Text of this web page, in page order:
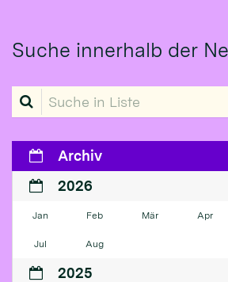
Suche innerhalb der
Suche in Liste
Archiv
2026
Jan Feb Mär Apr
Jul Aug
2025